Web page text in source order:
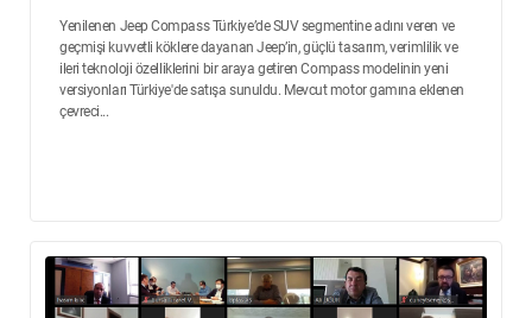
Yenilenen Jeep Compass Türkiye’de SUV segmentine adını veren ve
geçmişi kuvvetli köklere dayanan Jeep’in, güçlü tasarım, verimlilik ve
ileri teknoloji özelliklerini bir araya getiren Compass modelinin yeni
versiyonları Türkiye'de satışa sunuldu. Mevcut motor gamına eklenen
çevreci...